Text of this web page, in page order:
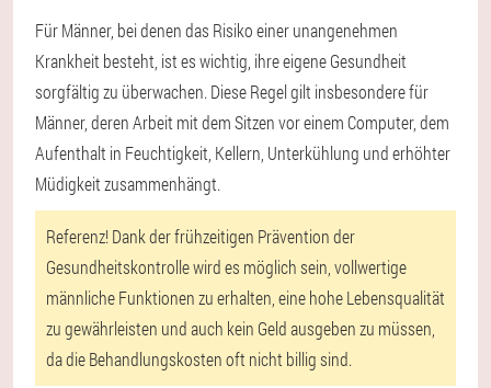
Für Männer, bei denen das Risiko einer unangenehmen
Krankheit besteht, ist es wichtig, ihre eigene Gesundheit
sorgfältig zu überwachen. Diese Regel gilt insbesondere für
Männer, deren Arbeit mit dem Sitzen vor einem Computer, dem
Aufenthalt in Feuchtigkeit, Kellern, Unterkühlung und erhöhter
Müdigkeit zusammenhängt.
Referenz! Dank der frühzeitigen Prävention der
Gesundheitskontrolle wird es möglich sein, vollwertige
männliche Funktionen zu erhalten, eine hohe Lebensqualität
zu gewährleisten und auch kein Geld ausgeben zu müssen,
da die Behandlungskosten oft nicht billig sind.